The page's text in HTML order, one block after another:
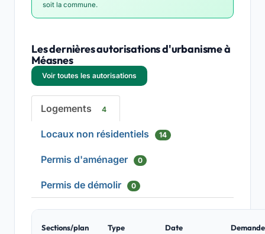
soit la commune.
Les dernières autorisations d'urbanisme à
Méasnes
Voir toutes les autorisations
Logements 4
Locaux non résidentiels 14
Permis d'aménager 0
Permis de démolir 0
Sections/plan Type Date